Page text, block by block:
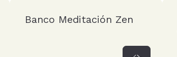
Banco Meditación Zen